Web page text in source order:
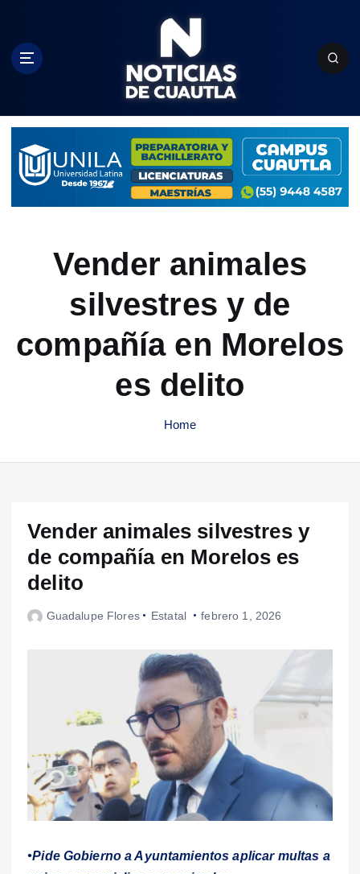
c
Vender animales
silvestres y de
compañía en Morelos
es delito
Home
Vender animales silvestres y
de compañía en Morelos es
delito
Guadalupe Flores Estatal febrero 1, 2026
•Pide Gobierno a Ayuntamientos aplicar multas a